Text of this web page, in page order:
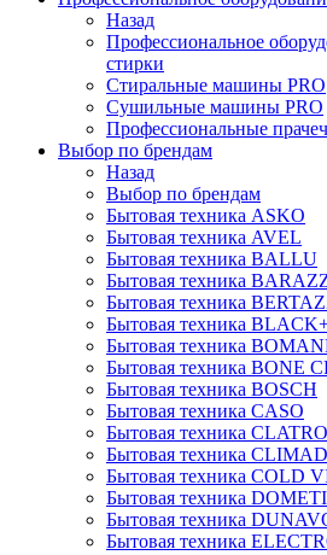
Назад
Профессиональное
стирки
Стиральные машины PRO
Сушильные машины PRO
Профессиональные
Выбор по брендам
Назад
Выбор по брендам
Бытовая техника ASKO
Бытовая техника AVEL
Бытовая техника BALLU
Бытовая техника
Бытовая техника
Бытовая техника
Бытовая техника
Бытовая техника BONE
Бытовая техника BOSCH
Бытовая техника CASO
Бытовая техника
Бытовая техника
Бытовая техника COLD
Бытовая техника
Бытовая техника
Бытовая техника